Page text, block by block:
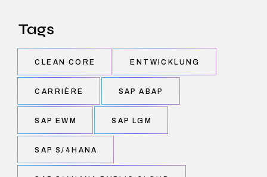
Tags
CLEAN CORE ENTWICKLUNG
CARRIÈRE SAP ABAP
SAP EWM SAP LGM
SAP S/4HANA